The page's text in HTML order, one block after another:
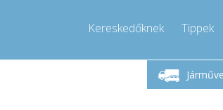
Kereskedőknek Tippek
Hívjon!